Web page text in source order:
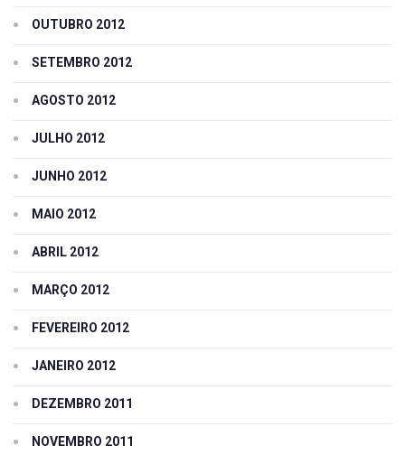
OUTUBRO 2012
SETEMBRO 2012
AGOSTO 2012
JULHO 2012
JUNHO 2012
MAIO 2012
ABRIL 2012
MARÇO 2012
FEVEREIRO 2012
JANEIRO 2012
DEZEMBRO 2011
NOVEMBRO 2011